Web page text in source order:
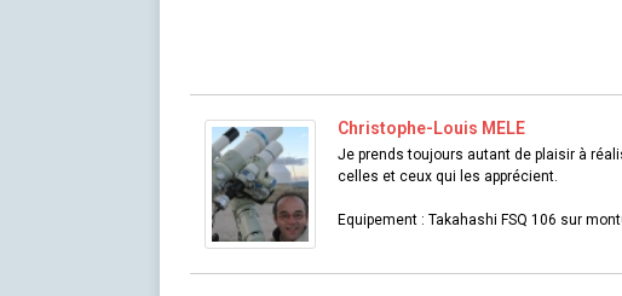
Christophe-Louis MELE
Je prends toujours autant de plaisir à
celles et ceux qui les apprécient.
Equipement : Takahashi FSQ 106 sur